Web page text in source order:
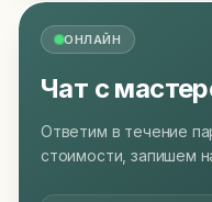
ОНЛАЙН
Чат с
Ответим в течение
стоимости, запишем